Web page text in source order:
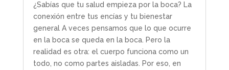
¿Sabías que tu salud empieza por la boca? La
conexión entre tus encías y tu bienestar
general A veces pensamos que lo que ocurre
en la boca se queda en la boca. Pero la
realidad es otra: el cuerpo funciona como un
todo, no como partes aisladas. Por eso, en